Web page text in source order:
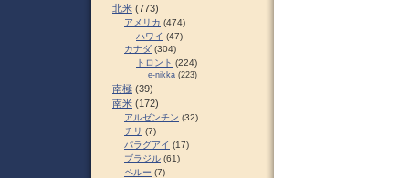
北米 (773)
アメリカ (474)
ハワイ (47)
カナダ (304)
トロント (224)
e-nikka (223)
南極 (39)
南米 (172)
アルゼンチン (32)
チリ (7)
パラグアイ (17)
ブラジル (61)
ペルー (7)